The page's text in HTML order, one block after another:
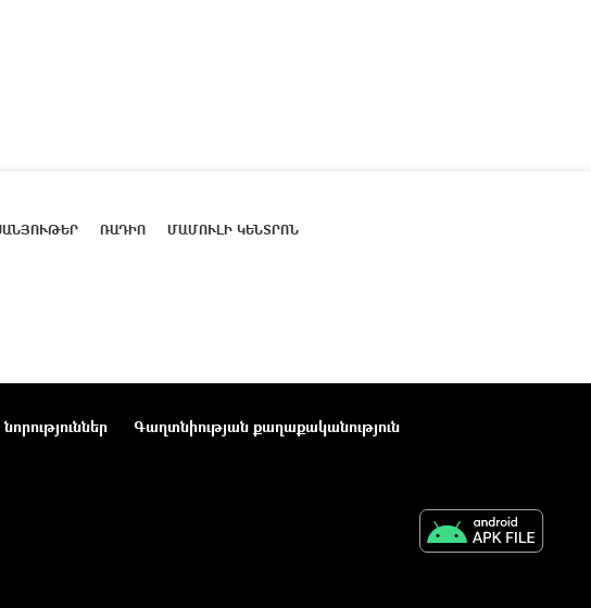
ՌԱԴԻՈ ՄԱՄՈՒԼԻ ԿԵՆՏՐՈՆ
Գաղտնիության քաղաքականություն